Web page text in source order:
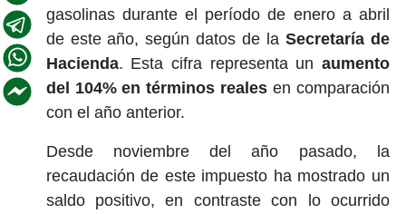
gasolinas durante el período de enero a abril
de este año, según datos de laSecretaría de
Hacienda. Esta cifra representa un aumento
del 104% en términos realesen comparación
con el año anterior.
Desde noviembre del año pasado, la
recaudación de este impuesto ha mostrado un
saldo positivo, en contraste con lo ocurrido